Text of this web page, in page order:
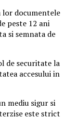
lor documentele
peste 12 ani
si semnata de
de securitate la
accesului in
mediu sigur si
este strict